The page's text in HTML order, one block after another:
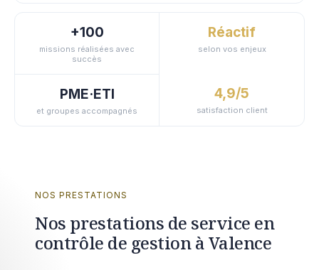
+100
missions réalisées avec
succès
Réactif
selon vos enjeux
PME·ETI
et groupes accompagnés
4,9/5
satisfaction client
NOS PRESTATIONS
Nos prestations de service en
contrôle de gestion à Valence